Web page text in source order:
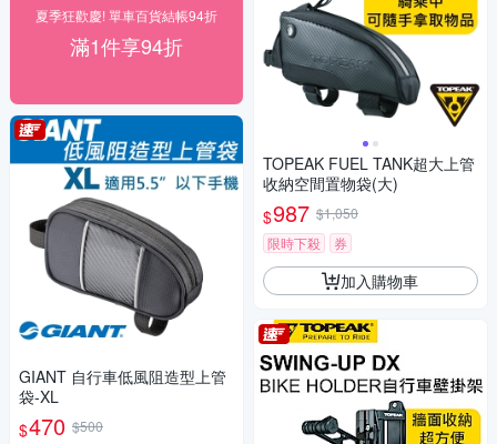
夏季狂歡慶! 單車百貨結帳94折
滿1件享94折
GIANT 自行車低風阻造型上管
袋-XL
$470 $500
TOPEAK FUEL TANK超大上管
收納空間置物袋(大)
$987 $1,050
限時下殺
券
加入購物車